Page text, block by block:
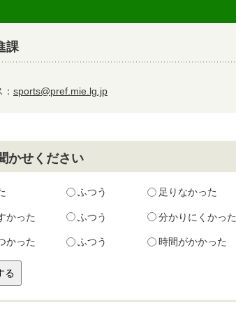
課
sports@pref.mie.lg.jp
かせください
ふつう 足りなかった
かった ふつう 分かりにくかった
かった ふつう 時間がかかった